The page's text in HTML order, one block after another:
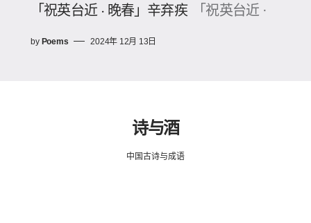
「祝英台近 · 晚春」辛弃疾 「祝英台近 ·
by Poems 2024年 12月 13日
诗与酒
中国古诗与成语